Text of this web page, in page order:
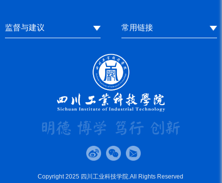
监督与建议 常用链接
Copyright 2025 四川工业科技学院.All Rights Reserved